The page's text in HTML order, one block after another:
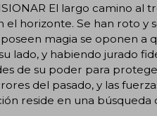
El largo camino
el horizonte. Se han roto y
magia se oponen a
y habiendo jurado
de su poder para
del pasado, y las
reside en una